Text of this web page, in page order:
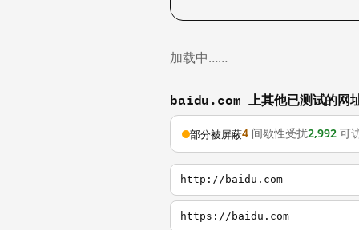
加载中……
baidu.com 上其他已测试的网
部分被屏蔽4 间歇性受扰2,992 可
http://baidu.com
https://baidu.com